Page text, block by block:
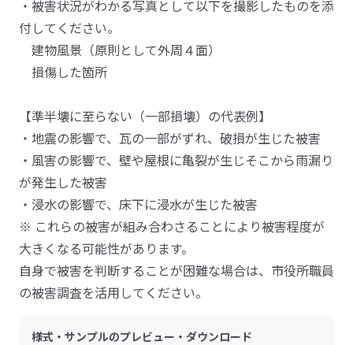
・被害状況がわかる写真として以下を撮影したものを添
付してください。
建物風景（原則として外周４面）
損傷した箇所
【準半壊に至らない（一部損壊）の代表例】
・地震の影響で、瓦の一部がずれ、破損が生じた被害
・風害の影響で、壁や屋根に亀裂が生じそこから雨漏り
が発生した被害
・浸水の影響で、床下に浸水が生じた被害
※ これらの被害が組み合わさることにより被害程度が
大きくなる可能性があります。
自身で被害を判断することが困難な場合は、市役所職員
の被害調査を活用してください。
様式・サンプルのプレビュー・ダウンロード